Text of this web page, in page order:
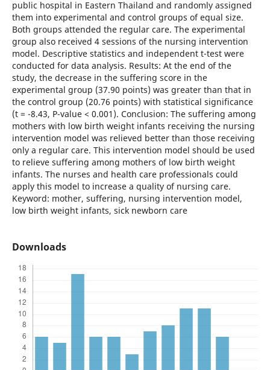
public hospital in Eastern Thailand and randomly assigned
them into experimental and control groups of equal size.
Both groups attended the regular care. The experimental
group also received 4 sessions of the nursing intervention
model. Descriptive statistics and independent t-test were
conducted for data analysis. Results: At the end of the
study, the decrease in the suffering score in the
experimental group (37.90 points) was greater than that in
the control group (20.76 points) with statistical significance
(t = -8.43, P-value < 0.001). Conclusion: The suffering among
mothers with low birth weight infants receiving the nursing
intervention model was relieved better than those receiving
only a regular care. This intervention model should be used
to relieve suffering among mothers of low birth weight
infants. The nurses and health care professionals could
apply this model to increase a quality of nursing care.
Keyword: mother, suffering, nursing intervention model,
low birth weight infants, sick newborn care
Downloads